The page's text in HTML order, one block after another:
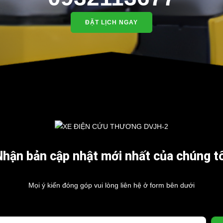
ty TNHH TM DV XNK Đại Cường
TP.HCM ĐẶT LỊCH NGAY
bản cập nhật mới nhất của chúng
Mọi ý kiến đóng góp vui lòng liên hệ ở form bên dưới